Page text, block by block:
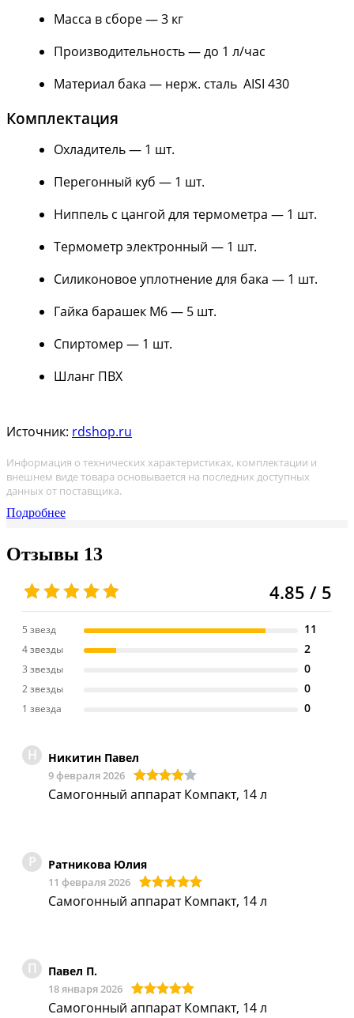
Масса в сборе — 3 кг
Производительность — до 1 л/час
Материал бака — нерж. сталь AISI 430
Комплектация
Охладитель — 1 шт.
Перегонный куб — 1 шт.
Ниппель с цангой для термометра — 1 шт.
Термометр электронный — 1 шт.
Силиконовое уплотнение для бака — 1 шт.
Гайка барашек М6 — 5 шт.
Спиртомер — 1 шт.
Шланг ПВХ
Источник: rdshop.ru
Информация о технических характеристиках, комплектации и
внешнем виде товара основывается на последних доступных
данных от поставщика.
Подробнее
Отзывы 13
4.85 / 5
5 звезд 11
4 звезды 2
3 звезды 0
2 звезды 0
1 звезда 0
Н Никитин Павел
9 февраля 2026
Самогонный аппарат Компакт, 14 л
Р Ратникова Юлия
11 февраля 2026
Самогонный аппарат Компакт, 14 л
П Павел П.
18 января 2026
Самогонный аппарат Компакт, 14 л